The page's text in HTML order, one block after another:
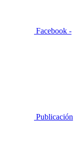
Facebook -
Publicación